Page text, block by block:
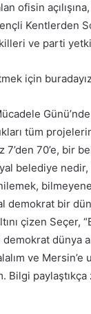
ofisin
Kentlerden
ve parti
için
tüm
7’den 70’e, bir
belediye nedir,
demokrat bir
çizen Seçer,
dünya
ve Mersin’e